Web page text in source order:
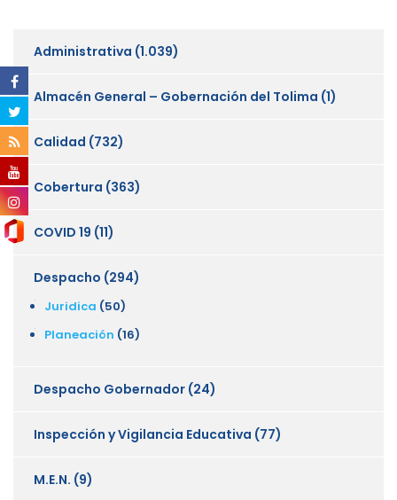
Administrativa (1.039)
Almacén General – Gobernación del Tolima (1)
Calidad (732)
Cobertura (363)
COVID 19 (11)
Despacho (294)
Juridica (50)
Planeación (16)
Despacho Gobernador (24)
Inspección y Vigilancia Educativa (77)
M.E.N. (9)